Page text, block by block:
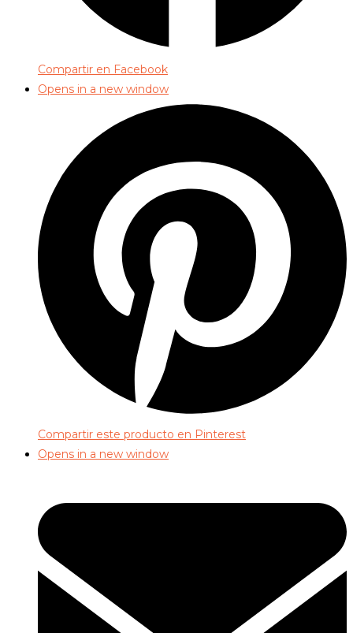
Compartir en Facebook
Opens in a new window
Compartir este producto en Pinterest
Opens in a new window